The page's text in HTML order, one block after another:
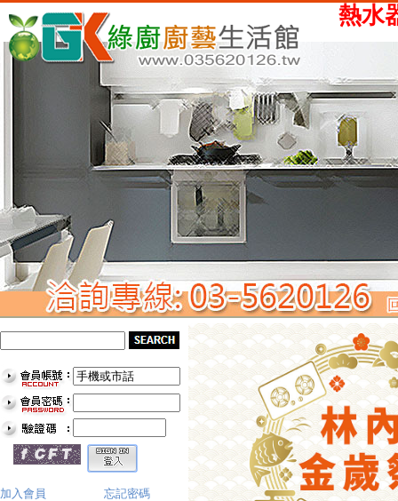
熱水器、瓦斯爐
加入會員 忘記密碼